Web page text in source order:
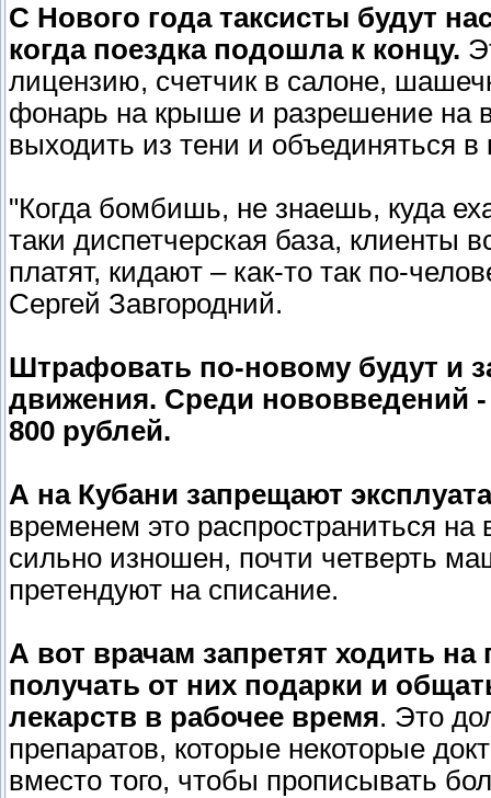
С Нового года таксисты будут
когда поездка подошла к концу.
лицензию, счетчик в салоне,
фонарь на крыше и разрешение на
выходить из тени и объединяться в
"Когда бомбишь, не знаешь, куда
таки диспетчерская база, клиенты
платят, кидают – как-то так по-
Сергей Завгородний.
Штрафовать по-новому будут и
движения. Среди нововведений
800 рублей.
А на Кубани запрещают
временем это распространиться
сильно изношен, почти четверть
претендуют на списание.
А вот врачам запретят ходить
получать от них подарки и
лекарств в рабочее время. Это
препаратов, которые некоторые
вместо того, чтобы прописывать